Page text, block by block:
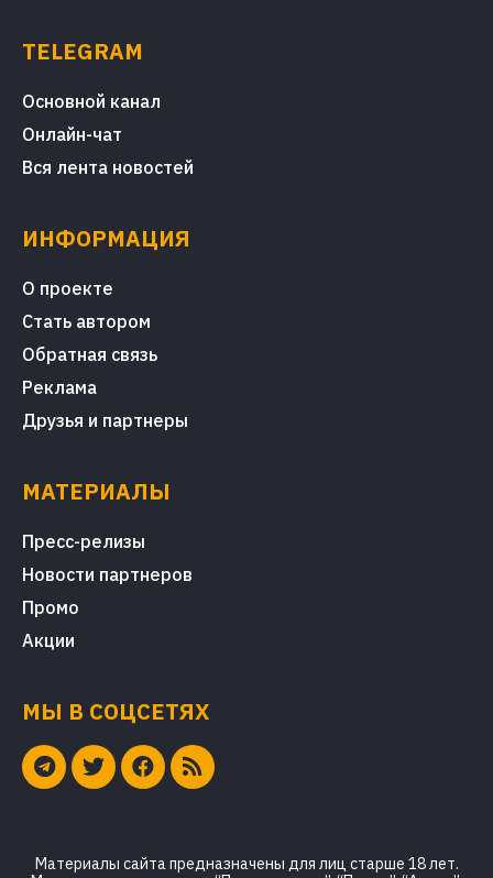
TELEGRAM
Основной канал
Онлайн-чат
Вся лента новостей
ИНФОРМАЦИЯ
О проекте
Стать автором
Обратная связь
Реклама
Друзья и партнеры
МАТЕРИАЛЫ
Пресс-релизы
Новости партнеров
Промо
Акции
МЫ В СОЦСЕТЯХ
Материалы сайта предназначены для лиц старше 18 лет.